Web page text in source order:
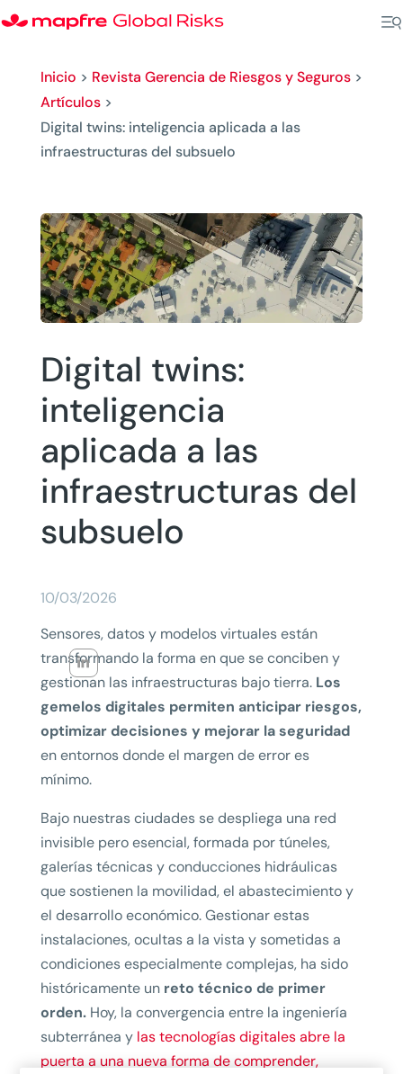
Inicio > Revista Gerencia de Riesgos y Seguros>
Artículos>
Digital twins: inteligencia aplicada a las
infraestructuras del subsuelo
Digital twins:
inteligencia
aplicada a las
infraestructuras del
subsuelo
10/03/2026
Sensores, datos y modelos virtuales están
transformando la forma en que se conciben y
gestionan las infraestructuras bajo tierra. Los
gemelos digitales permiten anticipar riesgos,
optimizar decisiones y mejorar la seguridad
en entornos donde el margen de error es
mínimo.
Bajo nuestras ciudades se despliega una red
invisible pero esencial, formada por túneles,
galerías técnicas y conducciones hidráulicas
que sostienen la movilidad, el abastecimiento y
el desarrollo económico. Gestionar estas
instalaciones, ocultas a la vista y sometidas a
condiciones especialmente complejas, ha sido
históricamente un reto técnico de primer
orden.Hoy, la convergencia entre la ingeniería
subterránea y las tecnologías digitales abre la
puerta a una nueva forma de comprender,